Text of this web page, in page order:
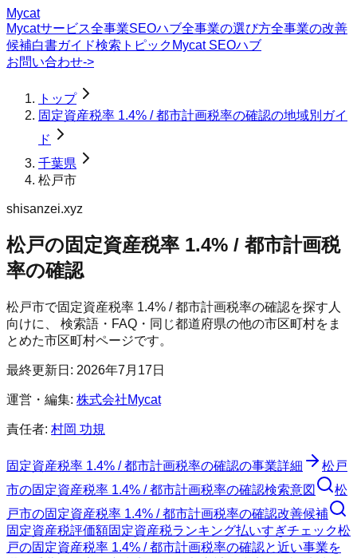
Mycat
Mycatサービス全事業SEOハブ全事業の選び方全事業の改善
候補白書ガイド検索トピック Mycat SEOハブ
お問い合わせ->
トップ
固定資産税率 1.4% / 都市計画税率の確認の地域別ガイ
ド
千葉県
松戸市
shisanzei.xyz
松戸の固定資産税率 1.4% / 都市計画税
率の確認
松戸市で固定資産税率 1.4% / 都市計画税率の確認を探す人
向けに、 検索語・FAQ・同じ都道府県の他の市区町村をま
とめた市区町村ページです。
最終更新日: 2026年7月17日
運営・編集: 株式会社Mycat
責任者: 村岡 功規
固定資産税率 1.4% / 都市計画税率の確認の事業詳細
松戸
市の固定資産税率 1.4% / 都市計画税率の確認検索意図
松
戸市の固定資産税率 1.4% / 都市計画税率の確認改善候補
固定資産税評価額固定資産税ランキング払いすぎチェック松
戸の固定資産税率 1.4% / 都市計画税率の確認と近い事業を